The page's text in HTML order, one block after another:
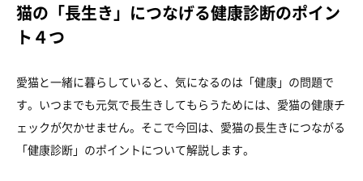
猫の「長生き」につなげる健康診断のポイン
ト４つ
愛猫と一緒に暮らしていると、気になるのは「健康」の問題で
す。いつまでも元気で長生きしてもらうためには、愛猫の健康チ
ェックが欠かせません。そこで今回は、愛猫の長生きにつながる
「健康診断」のポイントについて解説します。